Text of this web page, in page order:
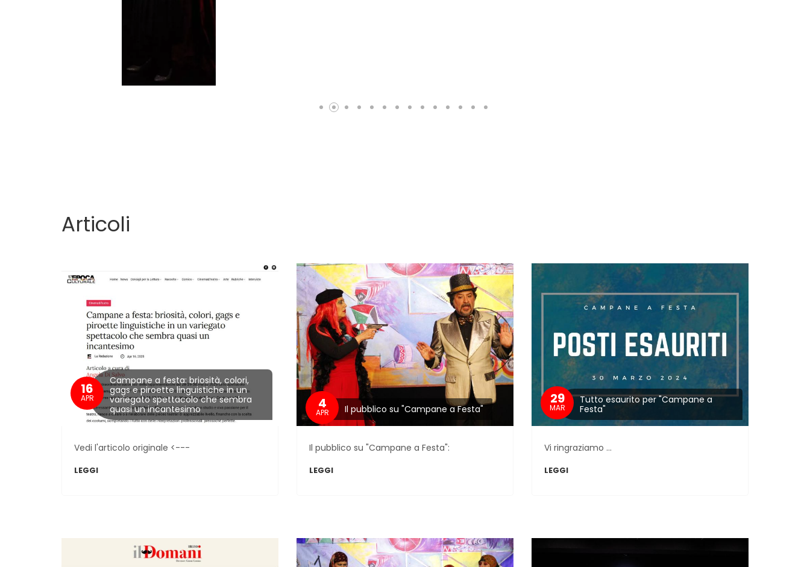
Articoli
16
APR
Campane a festa: briosità, colori,
gags e piroette linguistiche in un
variegato spettacolo che sembra
quasi un incantesimo
Vedi l'articolo originale <---
LEGGI
4
APR Il pubblico su "Campane a Festa"
Il pubblico su "Campane a Festa":
LEGGI
29
MAR
Tutto esaurito per "Campane a
Festa"
Vi ringraziamo ...
LEGGI